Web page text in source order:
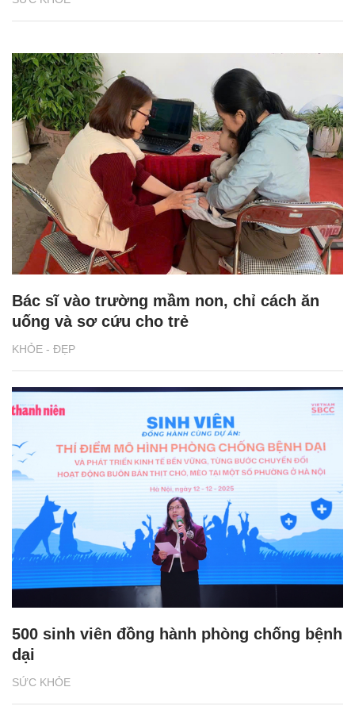
KHỎE - ĐẸP
Bác sĩ vào trường mầm non, chỉ cách ăn
uống và sơ cứu cho trẻ
SỨC KHỎE
500 sinh viên đồng hành phòng chống bệnh
dại